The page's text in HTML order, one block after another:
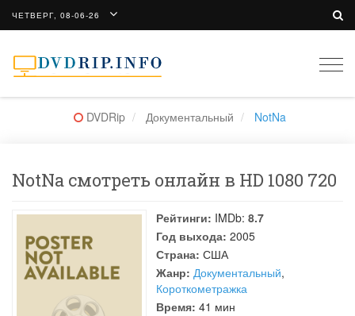
ЧЕТВЕРГ, 08-06-26
DVDRip Документальный NotNa
NotNa смотреть онлайн в HD 1080 720
Рейтинги: IMDb: 8.7
Год выхода: 2005
Страна: США
Жанр: Документальный,
Короткометражка
Время: 41 мин